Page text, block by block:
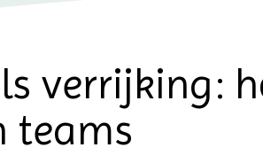
verrijking:
teams